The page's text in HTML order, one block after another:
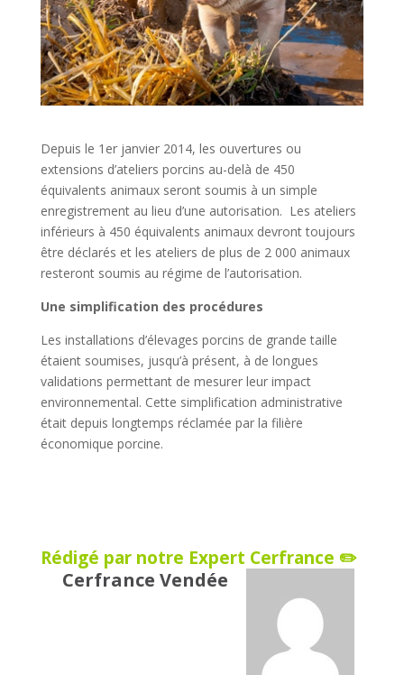
Depuis le 1er janvier 2014, les ouvertures ou
extensions d’ateliers porcins au-delà de 450
équivalents animaux seront soumis à un simple
enregistrement au lieu d’une autorisation. Les ateliers
inférieurs à 450 équivalents animaux devront toujours
être déclarés et les ateliers de plus de 2 000 animaux
resteront soumis au régime de l’autorisation.
Une simplification des procédures
Les installations d’élevages porcins de grande taille
étaient soumises, jusqu’à présent, à de longues
validations permettant de mesurer leur impact
environnemental. Cette simplification administrative
était depuis longtemps réclamée par la filière
économique porcine.
Rédigé par notre Expert Cerfrance ✏️
Cerfrance Vendée